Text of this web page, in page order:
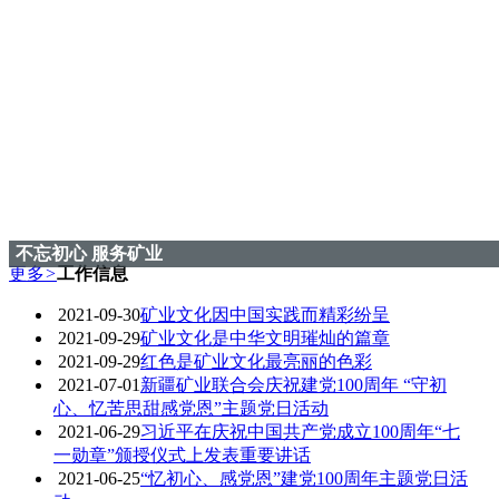
不忘初心 服务矿业
更多>工作信息
2021-09-30矿业文化因中国实践而精彩纷呈
2021-09-29矿业文化是中华文明璀灿的篇章
2021-09-29红色是矿业文化最亮丽的色彩
2021-07-01 新疆矿业联合会庆祝建党100周年 “守初
心、忆苦思甜感党恩”主题党日活动
2021-06-29习近平在庆祝中国共产党成立100周年“七
一勋章”颁授仪式上发表重要讲话
2021-06-25“忆初心、感党恩”建党100周年主题党日活